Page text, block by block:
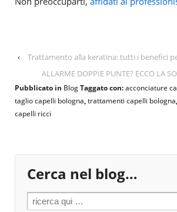
‹
Trattamento alla keratina: tutti i benefici
ALLARME DOPPIE PUNTE? ECCO LA
Pubblicato in BlogTaggato con:acconciature
taglio capelli bologna,trattamenti capelli bologna,
capelli ricci
Cerca nel blog…
Search for: